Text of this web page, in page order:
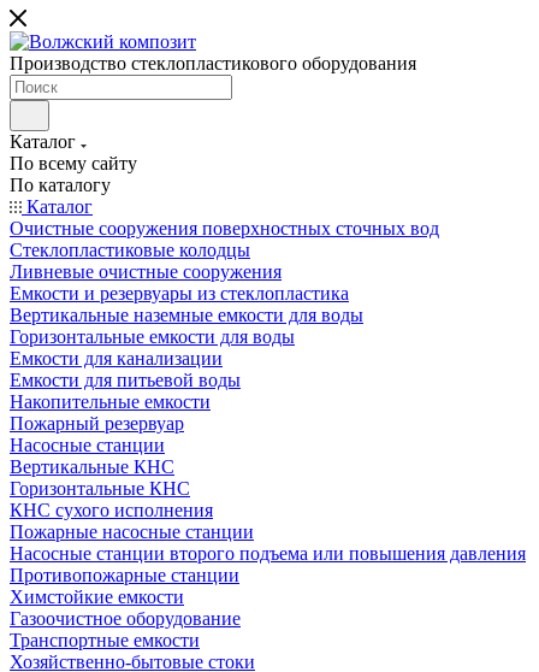
Производство стеклопластикового оборудования
Каталог
По всему сайту
По каталогу
Каталог
Очистные сооружения поверхностных сточных вод
Стеклопластиковые колодцы
Ливневые очистные сооружения
Емкости и резервуары из стеклопластика
Вертикальные наземные емкости для воды
Горизонтальные емкости для воды
Емкости для канализации
Емкости для питьевой воды
Накопительные емкости
Пожарный резервуар
Насосные станции
Вертикальные КНС
Горизонтальные КНС
КНС сухого исполнения
Пожарные насосные станции
Насосные cтанции второго подъема или повышения давления
Противопожарные станции
Химстойкие емкости
Газоочистное оборудование
Транспортные емкости
Хозяйственно-бытовые стоки